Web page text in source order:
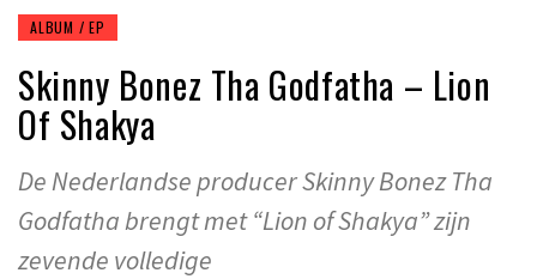
ALBUM / EP
Skinny Bonez Tha Godfatha – Lion
Of Shakya
De Nederlandse producer Skinny Bonez Tha
Godfatha brengt met “Lion of Shakya” zijn
zevende volledige